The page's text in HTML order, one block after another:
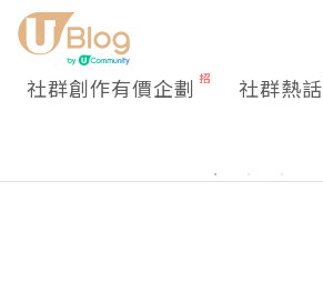
社群創作有價企劃 社群熱話